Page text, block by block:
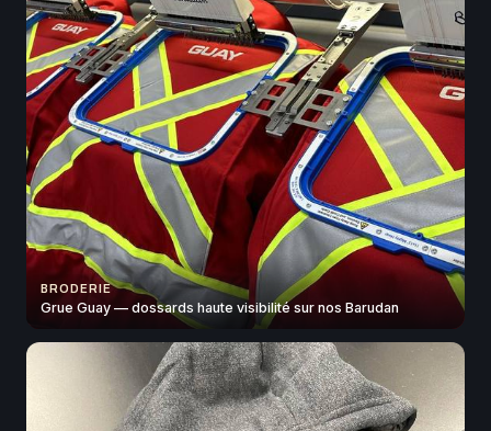
BRODERIE
Grue Guay — dossards haute visibilité sur nos Barudan